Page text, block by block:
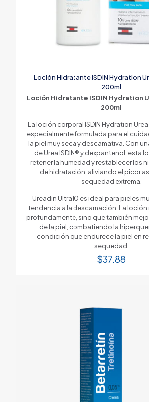
Loción Hidratante ISDIN Hydration
200ml
Loción Hidratante ISDIN Hydration
200ml
La loción corporal ISDIN Hydration
especialmente formulada para el
la piel muy seca y descamativa. Con
de Urea ISDIN® y dexpantenol, esta
retener la humedad y restablecer los
de hidratación, aliviando el picor
sequedad extrema.
Ureadin Ultra10 es ideal para pieles
tendencia a la descamación. La loción
profundamente, sino que también
de la piel, combatiendo la
condición que endurece la piel en
sequedad.
$37.88